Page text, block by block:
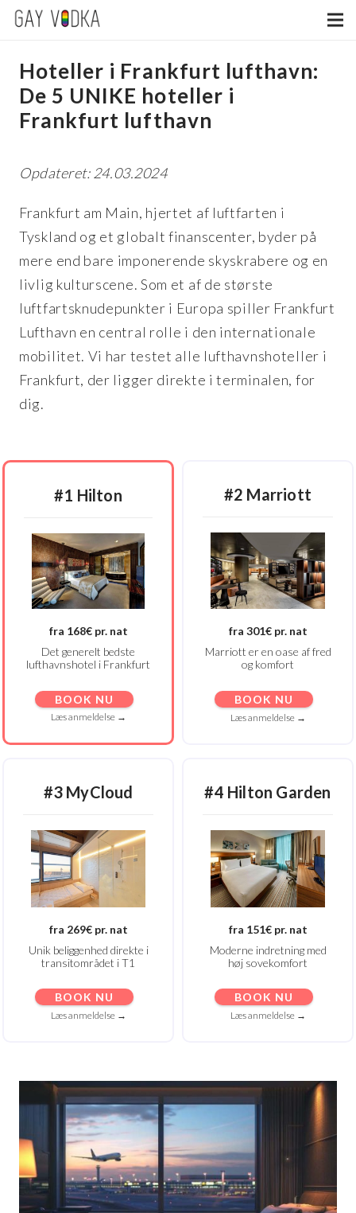
Hoteller i Frankfurt lufthavn:
De 5 UNIKE hoteller i
Frankfurt lufthavn
Opdateret: 24.03.2024
Frankfurt am Main, hjertet af luftfarten i
Tyskland og et globalt finanscenter, byder på
mere end bare imponerende skyskrabere og en
livlig kulturscene. Som et af de største
luftfartsknudepunkter i Europa spiller Frankfurt
Lufthavn en central rolle i den internationale
mobilitet. Vi har testet alle lufthavnshoteller i
Frankfurt, der ligger direkte i terminalen, for
dig.
#1 Hilton
fra 168€ pr. nat
Det generelt bedste
lufthavnshotel i Frankfurt
BOOK NU
Læs anmeldelse →
#2 Marriott
fra 301€ pr. nat
Marriott er en oase af fred
og komfort
BOOK NU
Læs anmeldelse →
#3 MyCloud
fra 269€ pr. nat
Unik beliggenhed direkte i
transitområdet i T1
BOOK NU
Læs anmeldelse →
#4 Hilton Garden
fra 151€ pr. nat
Moderne indretning med
høj sovekomfort
BOOK NU
Læs anmeldelse →